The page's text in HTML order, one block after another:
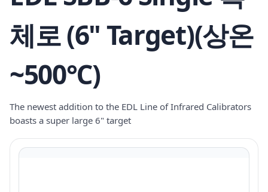
체로 (6" Target)(상온
~500℃)
The newest addition to the EDL Line of Infrared Calibrators
boasts a super large 6" target